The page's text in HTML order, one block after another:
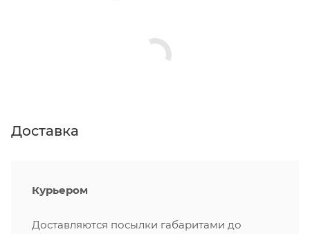
Доставка
Курьером
Доставляются посылки габаритами до